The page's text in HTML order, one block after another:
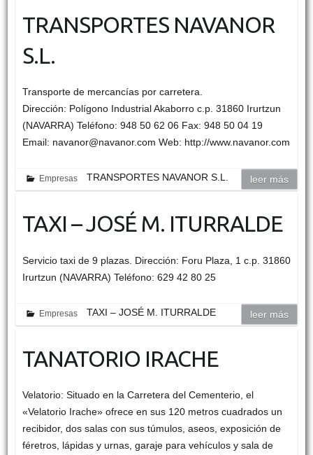
TRANSPORTES NAVANOR
S.L.
Transporte de mercancías por carretera.
Dirección: Polígono Industrial Akaborro c.p. 31860 Irurtzun
(NAVARRA) Teléfono: 948 50 62 06 Fax: 948 50 04 19
Email: navanor@navanor.com Web: http://www.navanor.com
Empresas TRANSPORTES NAVANOR S.L. leer más
TAXI – JOSÉ M. ITURRALDE
Servicio taxi de 9 plazas. Dirección: Foru Plaza, 1 c.p. 31860
Irurtzun (NAVARRA) Teléfono: 629 42 80 25
Empresas TAXI – JOSÉ M. ITURRALDE leer más
TANATORIO IRACHE
Velatorio: Situado en la Carretera del Cementerio, el
«Velatorio Irache» ofrece en sus 120 metros cuadrados un
recibidor, dos salas con sus túmulos, aseos, exposición de
féretros, lápidas y urnas, garaje para vehículos y sala de